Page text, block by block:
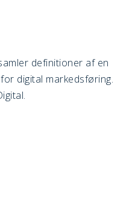
definitioner af en
digital markedsføring.